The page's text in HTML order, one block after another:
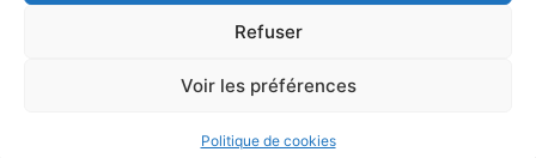
Refuser
Voir les préférences
Politique de cookies
Christophe FAUST est membre du réseau